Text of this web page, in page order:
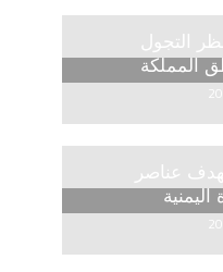
التجول
المملكة
عناصر
اليمنية